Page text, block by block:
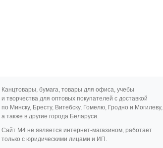
Канцтовары, бумага, товары для офиса, учебы
и творчества для оптовых покупателей с доставкой
по Минску, Бресту, Витебску, Гомелю, Гродно и Могилеву,
а также в другие города Беларуси.
Cайт M4 не является интернет-магазином, работает
только с юридическими лицами и ИП.